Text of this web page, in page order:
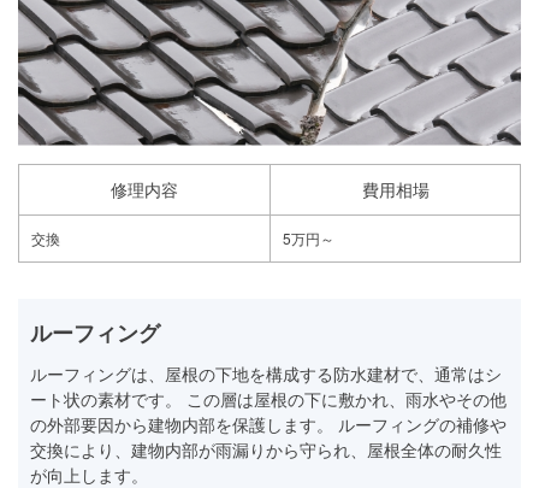
修理内容 費用相場
交換 5万円～
ルーフィング
ルーフィングは、屋根の下地を構成する防水建材で、通常はシ
ート状の素材です。 この層は屋根の下に敷かれ、雨水やその他
の外部要因から建物内部を保護します。 ルーフィングの補修や
交換により、建物内部が雨漏りから守られ、屋根全体の耐久性
が向上します。